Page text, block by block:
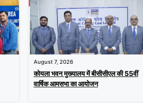
August 7, 2026
कोयला भवन मुख्यालय में बीसीसीएल की 55वीं
वार्षिक आमसभा का आयोजन